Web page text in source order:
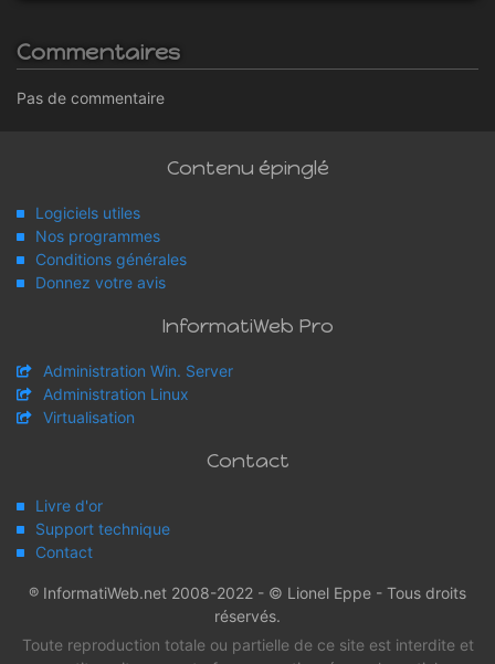
Commentaires
Pas de commentaire
Contenu épinglé
Logiciels utiles
Nos programmes
Conditions générales
Donnez votre avis
InformatiWeb Pro
Administration Win. Server
Administration Linux
Virtualisation
Contact
Livre d'or
Support technique
Contact
® InformatiWeb.net 2008-2022 - © Lionel Eppe - Tous droits
réservés.
Toute reproduction totale ou partielle de ce site est interdite et